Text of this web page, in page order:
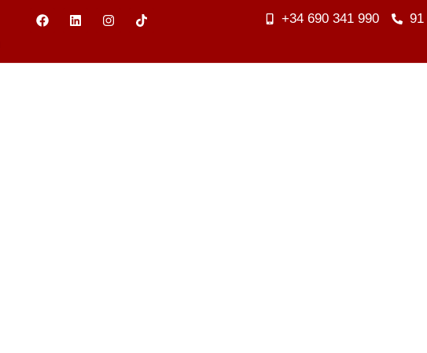
+34 690 341 990 91